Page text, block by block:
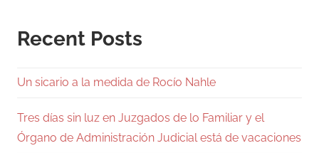
Recent Posts
Un sicario a la medida de Rocío Nahle
Tres días sin luz en Juzgados de lo Familiar y el
Órgano de Administración Judicial está de vacaciones